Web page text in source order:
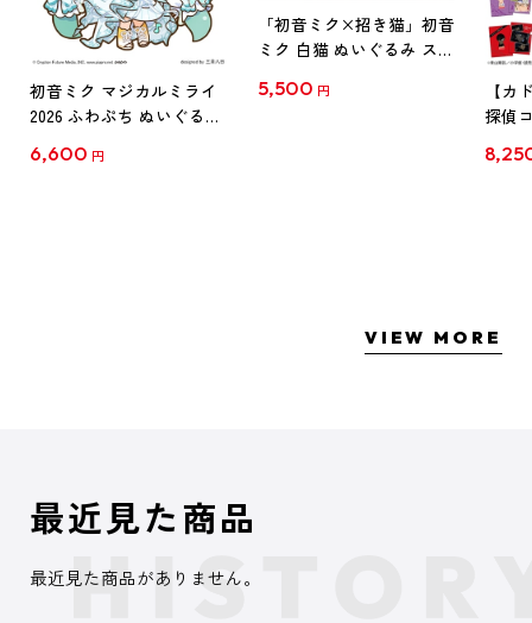
初音ミク マジカルミライ
2026 ふわぷち ぬいぐるみ
6,600 円
「初音ミク×招き猫」初音
ミク 白猫 ぬいぐるみ スタ
5,500 円
【カ
探偵
クリ
VIEW MORE
最近見た商品
最近見た商品がありません。